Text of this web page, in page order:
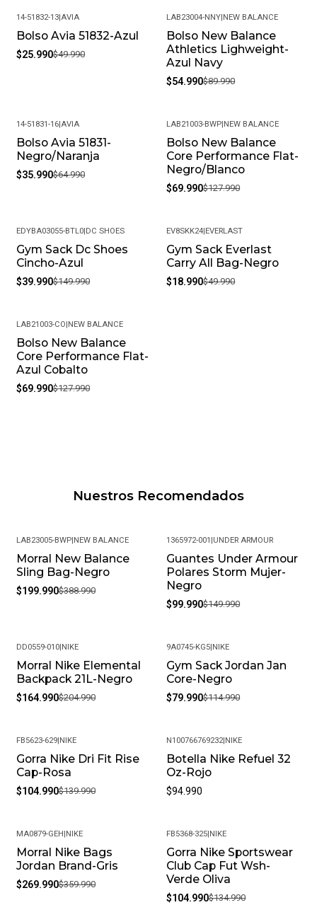
-48%
14-51832-13| AVIA
Bolso Avia 51832-Azul
$25.990$49.990
-39%
LAB23004-NNY NEW BALANCE
Bolso New Balance
Athletics Lighweight-
Azul Navy
$54.990$89.990
-45%
14-51831-16| AVIA
Bolso Avia 51831-
Negro/Naranja
$35.990$64.990
-45%
LAB21003-BWP NEW BALANCE
Bolso New Balance
Core Performance Flat-
Negro/Blanco
$69.990$127.990
-73%
EDYBA03055-BTL0|DC SHOES
Gym Sack Dc Shoes
Cincho-Azul
$39.990$149.990
-62%
EV8SKK24|EVERLAST
Gym Sack Everlast
Carry All Bag-Negro
$18.990$49.990
-45%
LAB21003-CO|NEW BALANCE
Bolso New Balance
Core Performance Flat-
Azul Cobalto
$69.990$127.990
Nuestros Recomendados
-49%
LAB23005-BWP| NEW BALANCE
Morral New Balance
Sling Bag-Negro
$199.990$388.990
-33%
1365972-001 UNDER ARMOUR
Guantes Under Armour
Polares Storm Mujer-
Negro
$99.990$149.990
-20%
DD0559-010| NIKE
Morral Nike Elemental
Backpack 21L-Negro
$164.990$204.990
-30%
9A0745-KG5 NIKE
Gym Sack Jordan Jan
Core-Negro
$79.990$114.990
-25%
FB5623-629|NIKE
Gorra Nike Dri Fit Rise
Cap-Rosa
$104.990$139.990
N100766769232|NIKE
Botella Nike Refuel 32
Oz-Rojo
$94.990
-25%
MA0879-GEH|NIKE
Morral Nike Bags
Jordan Brand-Gris
$269.990$359.990
-22%
FB5368-325|NIKE
Gorra Nike Sportswear
Club Cap Fut Wsh-
Verde Oliva
$104.990$134.990